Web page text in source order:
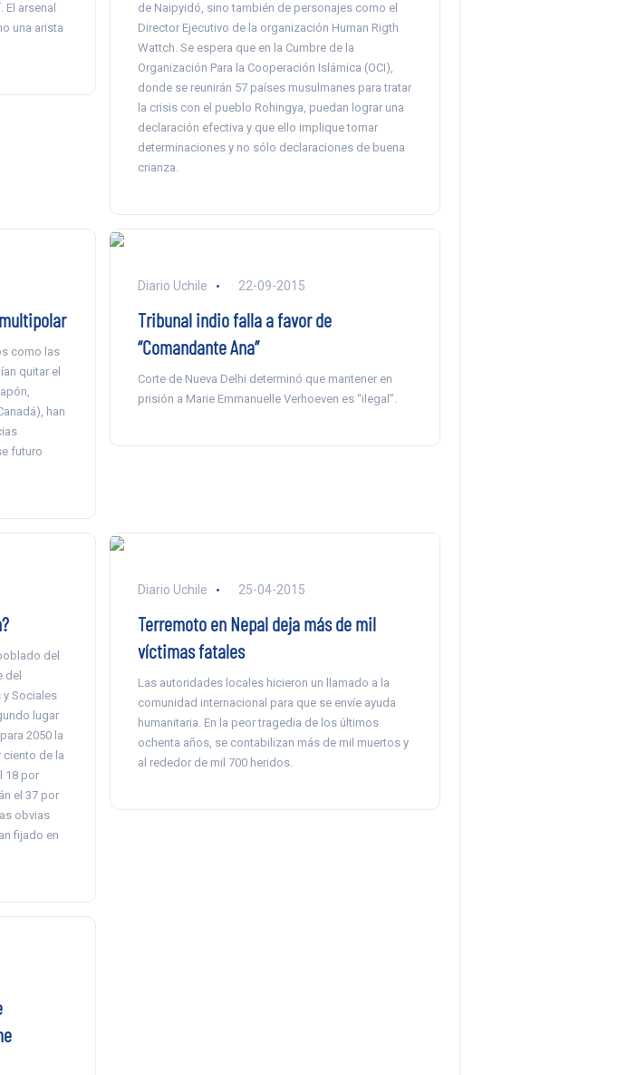
arsenal
una arista
de Naipyidó, sino también de personajes como el
Director Ejecutivo de la organización Human Rigth
Wattch. Se espera que en la Cumbre de la
Organización Para la Cooperación Islámica (OCI),
donde se reunirán 57 países musulmanes para tratar
la crisis con el pueblo Rohingya, puedan lograr una
declaración efectiva y que ello implique tomar
determinaciones y no sólo declaraciones de buena
crianza.
como las
quitar el
han
futuro
Diario Uchile 22-09-2015
Tribunal indio falla a favor de
“Comandante Ana”
Corte de Nueva Delhi determinó que mantener en
prisión a Marie Emmanuelle Verhoeven es “ilegal”.
del
del
Sociales
lugar
2050 la
ciento de la
18 por
el 37 por
obvias
fijado en
Diario Uchile 25-04-2015
Terremoto en Nepal deja más de mil
víctimas fatales
Las autoridades locales hicieron un llamado a la
comunidad internacional para que se envíe ayuda
humanitaria. En la peor tragedia de los últimos
ochenta años, se contabilizan más de mil muertos y
al rededor de mil 700 heridos.